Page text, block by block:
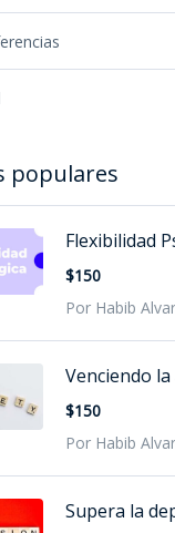
populares
Flexibilidad
$150
Por Habib
Venciendo
$150
Por Habib
Supera la